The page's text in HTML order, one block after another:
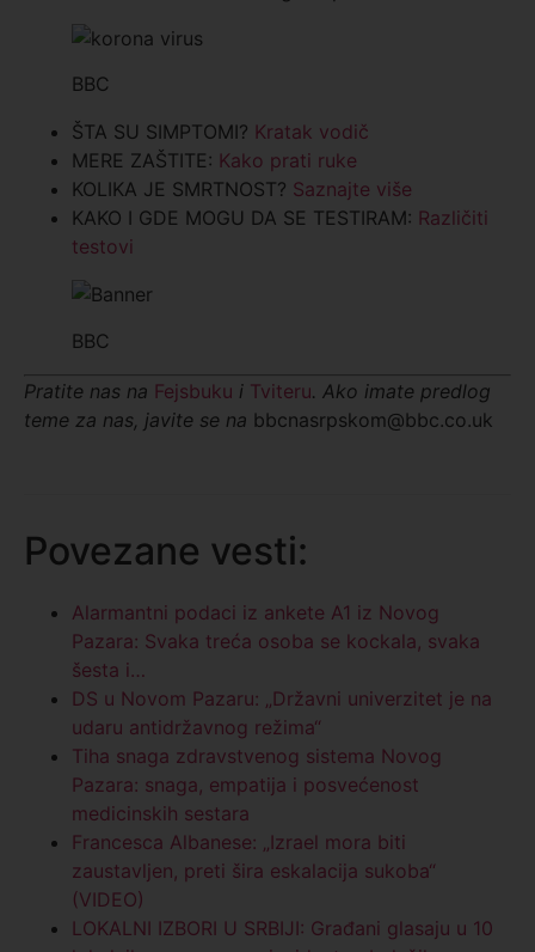
BBC
ŠTA SU SIMPTOMI? Kratak vodič
MERE ZAŠTITE: Kako prati ruke
KOLIKA JE SMRTNOST? Saznajte više
KAKO I GDE MOGU DA SE TESTIRAM: Različiti
testovi
BBC
Pratite nas na Fejsbuku i Tviteru. Ako imate predlog
teme za nas, javite se na bbcnasrpskom@bbc.co.uk
Povezane vesti:
Alarmantni podaci iz ankete A1 iz Novog
Pazara: Svaka treća osoba se kockala, svaka
šesta i…
DS u Novom Pazaru: „Državni univerzitet je na
udaru antidržavnog režima“
Tiha snaga zdravstvenog sistema Novog
Pazara: snaga, empatija i posvećenost
medicinskih sestara
Francesca Albanese: „Izrael mora biti
zaustavljen, preti šira eskalacija sukoba“
(VIDEO)
LOKALNI IZBORI U SRBIJI: Građani glasaju u 10